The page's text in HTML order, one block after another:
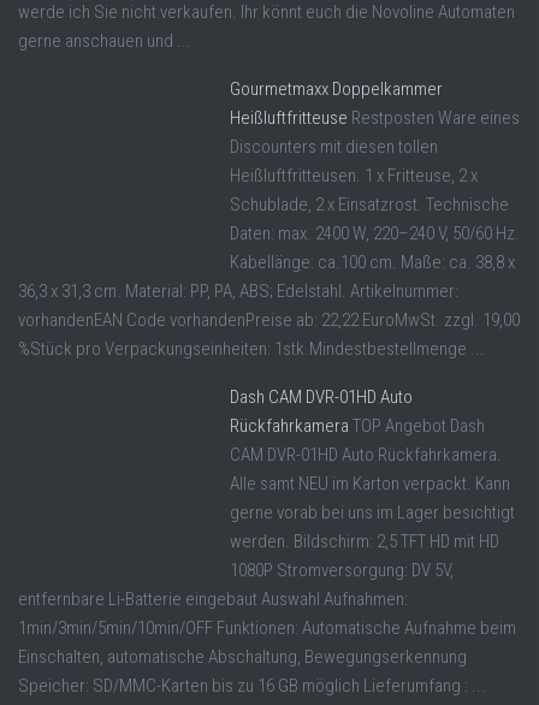
werde ich Sie nicht verkaufen. Ihr könnt euch die Novoline Automaten
gerne anschauen und ...
Gourmetmaxx Doppelkammer
Heißluftfritteuse Restposten Ware eines
Discounters mit diesen tollen
Heißluftfritteusen. 1 x Fritteuse, 2 x
Schublade, 2 x Einsatzrost. Technische
Daten: max. 2400 W, 220–240 V, 50/60 Hz.
Kabellänge: ca.100 cm. Maße: ca. 38,8 x
36,3 x 31,3 cm. Material: PP, PA, ABS; Edelstahl. Artikelnummer:
vorhandenEAN Code vorhandenPreise ab: 22,22 EuroMwSt. zzgl. 19,00
%Stück pro Verpackungseinheiten: 1stk.Mindestbestellmenge ...
Dash CAM DVR-01HD Auto
Rückfahrkamera TOP Angebot Dash
CAM DVR-01HD Auto Rückfahrkamera.
Alle samt NEU im Karton verpackt. Kann
gerne vorab bei uns im Lager besichtigt
werden. Bildschirm: 2,5 TFT HD mit HD
1080P Stromversorgung: DV 5V,
entfernbare Li-Batterie eingebaut Auswahl Aufnahmen:
1min/3min/5min/10min/OFF Funktionen: Automatische Aufnahme beim
Einschalten, automatische Abschaltung, Bewegungserkennung
Speicher: SD/MMC-Karten bis zu 16 GB möglich Lieferumfang : ...